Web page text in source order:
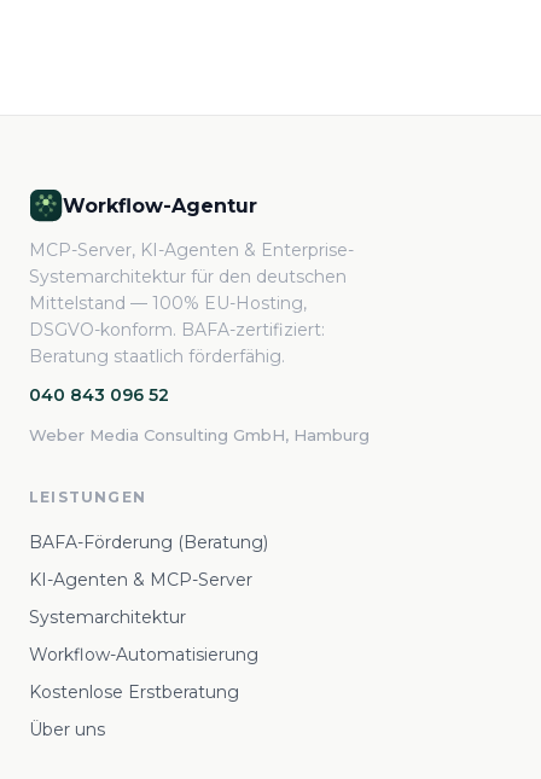
Workflow-Agentur
MCP-Server, KI-Agenten & Enterprise-
Systemarchitektur für den deutschen
Mittelstand — 100% EU-Hosting,
DSGVO-konform. BAFA-zertifiziert:
Beratung staatlich förderfähig.
040 843 096 52
Weber Media Consulting GmbH, Hamburg
LEISTUNGEN
BAFA-Förderung (Beratung)
KI-Agenten & MCP-Server
Systemarchitektur
Workflow-Automatisierung
Kostenlose Erstberatung
Über uns